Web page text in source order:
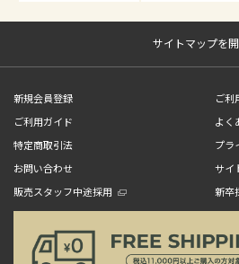
サイトマップを開
新規会員登録
ご利
ご利用ガイド
よく
特定商取引法
プラ
お問い合わせ
サイ
販売スタッフ中途採用
新卒